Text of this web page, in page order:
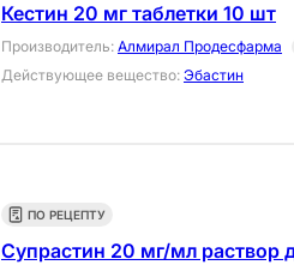
Кестин 20 мг таблетки 10 шт
Производитель: Алмирал Продесфарма
Действующее вещество: Эбастин
ПО РЕЦЕПТУ
Супрастин 20 мг/мл раствор